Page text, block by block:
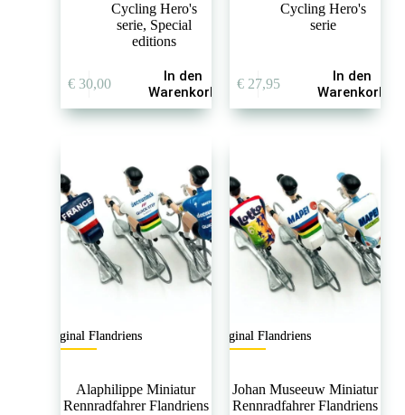
Cycling Hero's
serie, Special
editions
€30,00
In den
Warenkorb
Cycling Hero's
serie
€27,95
In den
Warenkorb
Original Flandriens
Alaphilippe Miniatur
Rennradfahrer Flandriens
Original Flandriens
Johan Museeuw Miniatur
Rennradfahrer Flandriens